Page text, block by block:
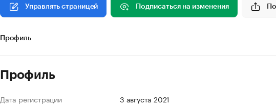
Управлять страницей Подписаться на изменения
Профиль
Профиль
Дата регистрации
3 августа 2021